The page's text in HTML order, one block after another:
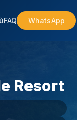
FAQ WhatsApp
Resort